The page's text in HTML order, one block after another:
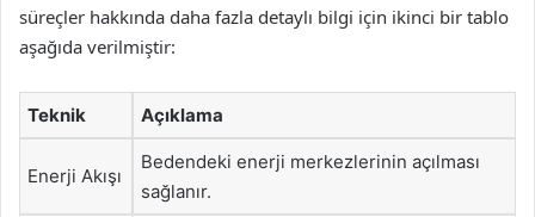
süreçler hakkında daha fazla detaylı bilgi için ikinci bir tablo
aşağıda verilmiştir:
Teknik Açıklama
Enerji Akışı
Bedendeki enerji merkezlerinin açılması
sağlanır.